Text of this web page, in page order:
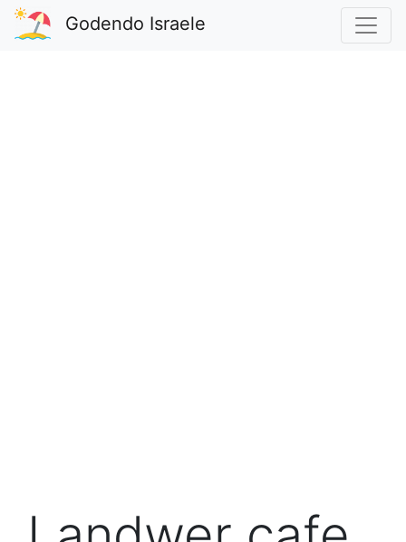
Godendo Israele